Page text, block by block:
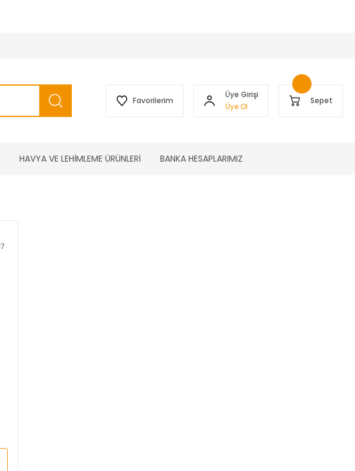
Favorilerim
Üye Girişi
Üye Ol
Sepet
HAVYA VE LEHİMLEME ÜRÜNLERİ BANKA HESAPLARIMIZ